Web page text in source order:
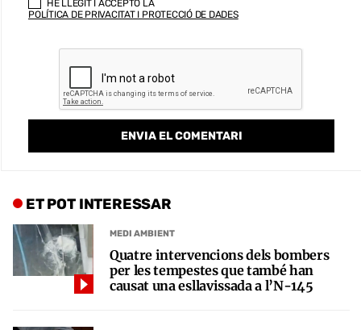
HE LLEGIT I ACCEPTO LA
POLÍTICA DE PRIVACITAT I PROTECCIÓ DE DADES
ET POT INTERESSAR
MEDI AMBIENT
Quatre intervencions dels bombers
per les tempestes que també han
causat una esllavissada a l’N-145